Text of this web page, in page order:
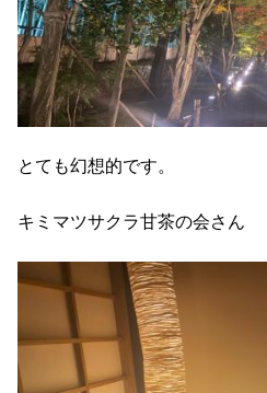
とても幻想的です。
キミマツサクラ甘茶の会さん